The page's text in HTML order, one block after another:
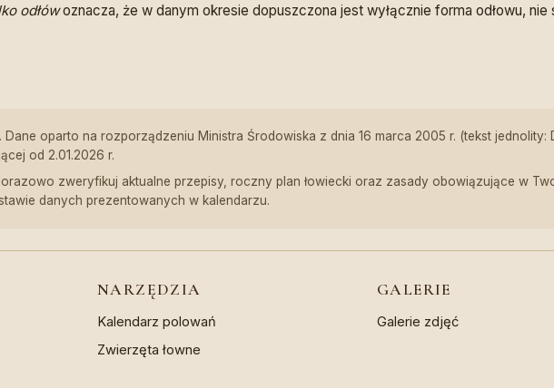
odłówoznacza, że w danym okresie dopuszczona jest wyłącznie forma odłowu, nie
Dane oparto na rozporządzeniu Ministra Środowiska z dnia 16 marca 2005 r. (tekst
od 2.01.2026 r.
zweryfikuj aktualne przepisy, roczny plan łowiecki oraz zasady obowiązujące w
danych prezentowanych w kalendarzu.
NARZĘDZIA
Kalendarz polowań
Zwierzęta łowne
GALERIE
Galerie zdjęć